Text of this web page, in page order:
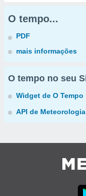
O tempo...
PDF
mais informações
O tempo no seu
Widget de O Tempo
API de Meteorologia